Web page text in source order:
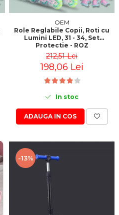
OEM
Role Reglabile Copii, Roti cu
Lumini LED, 31 - 34, Set
Protectie - ROZ
212,51 Lei
198,06 Lei
In stoc
ADAUGA IN COS
-13%